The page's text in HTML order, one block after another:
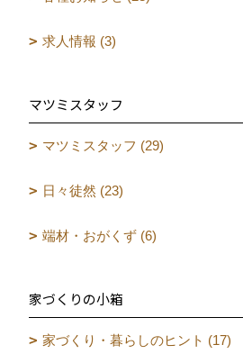
求人情報 (3)
マツミスタッフ
マツミスタッフ (29)
日々徒然 (23)
端材・おがくず (6)
家づくりの小箱
家づくり・暮らしのヒント (17)